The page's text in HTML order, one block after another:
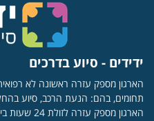
ידידים - סיוע בדרכים
הארגון מספק עזרה ראשונה לא
תחומים, בהם: הנעת הרכב, סיוע
הארגון